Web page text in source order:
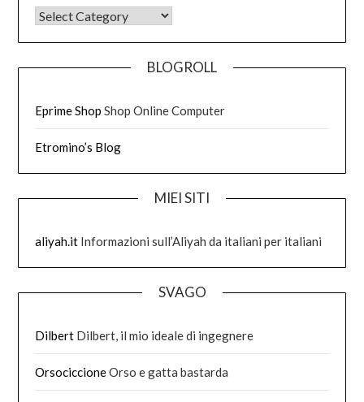
DI COSA HO SCRITTO
BLOGROLL
Eprime Shop Shop Online Computer
Etromino’s Blog
MIEI SITI
aliyah.it Informazioni sull’Aliyah da italiani per italiani
SVAGO
Dilbert Dilbert, il mio ideale di ingegnere
OrsociccioneOrso e gatta bastarda